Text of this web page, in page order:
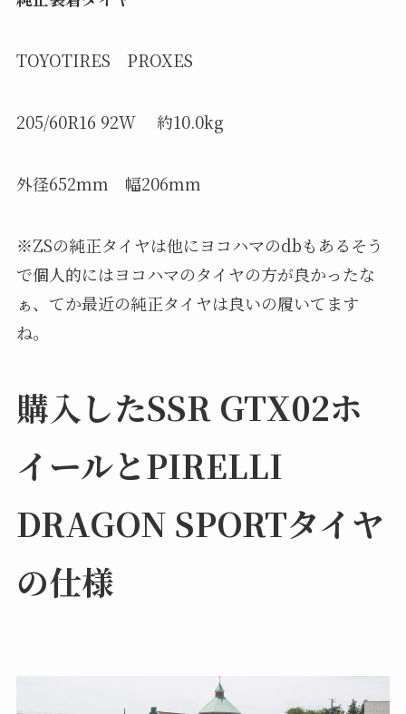
TOYOTIRES PROXES
205/60R16 92W 約10.0kg
外径652mm 幅206mm
※ZSの純正タイヤは他にヨコハマのdbもあるそう
で個人的にはヨコハマのタイヤの方が良かったな
ぁ、てか最近の純正タイヤは良いの履いてます
ね。
購入したSSR GTX02ホ
イールとPIRELLI
DRAGON SPORTタイヤ
の仕様